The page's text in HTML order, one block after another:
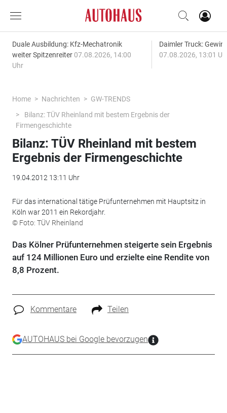
Duale Ausbildung: Kfz-Mechatronik
weiter Spitzenreiter 07.08.2026, 14:00
Uhr
Daimler Truck:
07.08.2026, 13:01
Home Nachrichten
GW-TRENDS
Bilanz: TÜV Rheinland mit bestem Ergebnis der
Firmengeschichte
Bilanz: TÜV Rheinland mit bestem
Ergebnis der Firmengeschichte
19.04.2012 13:11 Uhr
Für das international tätige Prüfunternehmen mit Hauptsitz in
Köln war 2011 ein Rekordjahr.
© Foto: TÜV Rheinland
Das Kölner Prüfunternehmen steigerte sein Ergebnis
auf 124 Millionen Euro und erzielte eine Rendite von
8,8 Prozent.
Kommentare Teilen
AUTOHAUS bei Google bevorzugen